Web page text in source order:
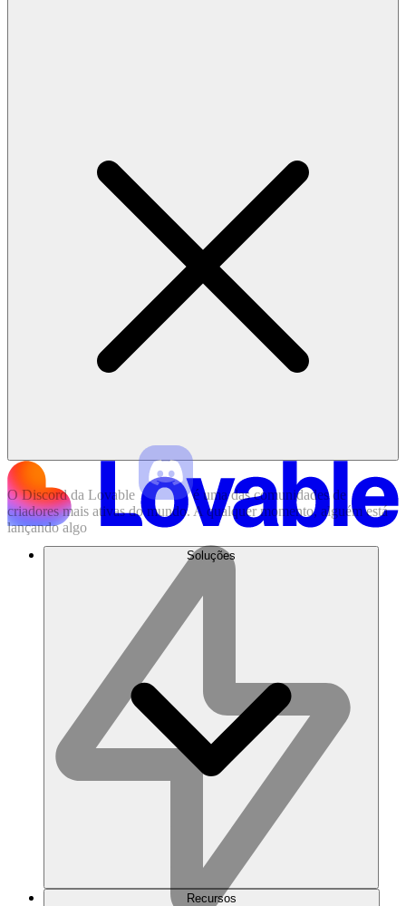
Soluções
Recursos
O Discord da Lovable é uma das comunidades de
criadores mais ativas do mundo. A qualquer momento, alguém está
lançando algo